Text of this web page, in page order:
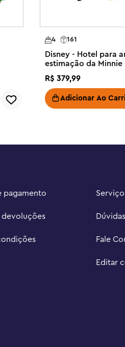
161
4
Disney - Hotel para
estimação da Minnie
R$ 379,99
Adicionar Ao
pagamento
devoluções
Fale
Editar